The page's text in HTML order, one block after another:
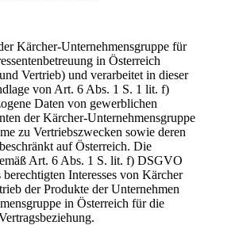
Kärcher-Unternehmensgruppe für
in Österreich
Vertrieb) und verarbeitet in dieser
von Art. 6 Abs. 1 S. 1 lit. f)
Daten von gewerblichen
der Kärcher-Unternehmensgruppe
zu Vertriebszwecken sowie deren
auf Österreich. Die
Art. 6 Abs. 1 S. lit. f) DSGVO
Interesses von Kärcher
der Produkte der Unternehmen
in Österreich für die